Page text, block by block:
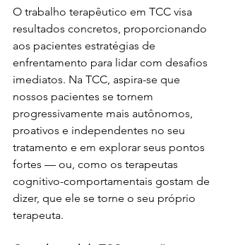
O trabalho terapêutico em TCC visa
resultados concretos, proporcionando
aos pacientes estratégias de
enfrentamento para lidar com desafios
imediatos. Na TCC, aspira-se que
nossos pacientes se tornem
progressivamente mais autônomos,
proativos e independentes no seu
tratamento e em explorar seus pontos
fortes — ou, como os terapeutas
cognitivo-comportamentais gostam de
dizer, que ele se torne o seu próprio
terapeuta.